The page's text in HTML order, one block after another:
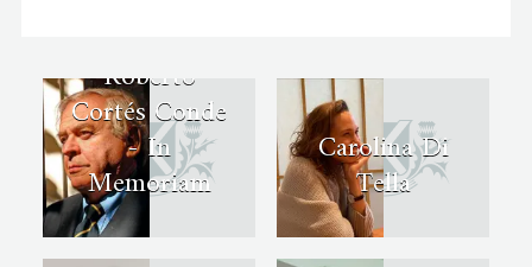
Roberto
Cortés Conde
- In
Memoriam
Carolina Di
Tella